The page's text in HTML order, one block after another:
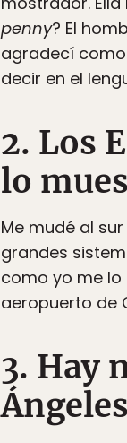
penny? El
agradecí
decir en el
2. Los
lo
Me mudé al
grandes
como yo me lo
aeropuerto de
3. Hay